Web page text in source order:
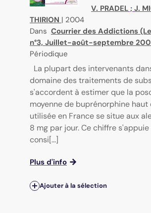
V. PRADEL ; J.
THIRION | 2004
Dans Courrier des Addictions
n°3, Juillet-août-septembre
Périodique
La plupart des intervenants
domaine des traitements de
s'accordent à estimer que la
moyenne de buprénorphine haut
utilisée en France se situe aux
8 mg par jour. Ce chiffre
consi[...]
Plus d'info
Ajouter à la sélection